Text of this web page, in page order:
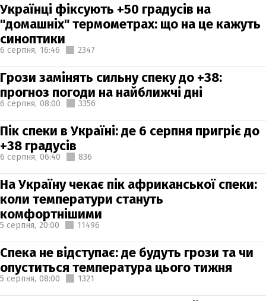
Українці фіксують +50 градусів на
"домашніх" термометрах: що на це кажуть
синоптики
6 серпня, 16:46 2347
Грози замінять сильну спеку до +38:
прогноз погоди на найближчі дні
6 серпня, 08:00 3356
Пік спеки в Україні: де 6 серпня пригріє до
+38 градусів
6 серпня, 06:40 836
На Україну чекає пік африканської спеки:
коли температури стануть
комфортнішими
5 серпня, 20:00 11496
Спека не відступає: де будуть грози та чи
опуститься температура цього тижня
5 серпня, 08:00 1321